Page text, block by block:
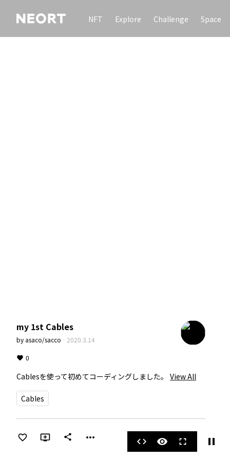
NFT Explore Challenge Space
my 1st Cables
by asaco/sacco · 2020.3.14
0
Cablesを使って初めてコーディングしました。 View All
Cables
share more_horiz code visibility fullscreen pause